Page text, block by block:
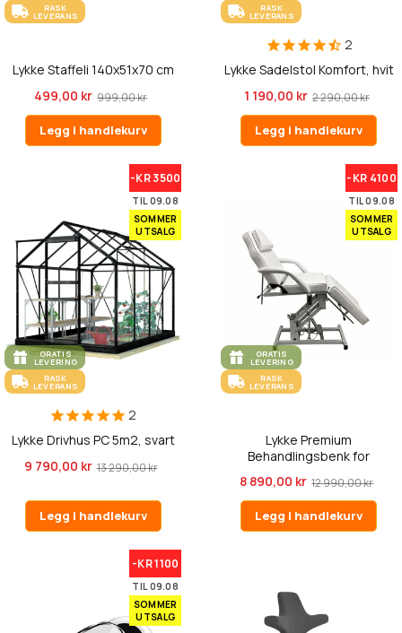
RASK
LEVERANS
Lykke Staffeli 140x51x70 cm
499,00 kr 999,00 kr
Legg i handlekurv
RASK
LEVERANS
2
Lykke Sadelstol Komfort, hvit
1 190,00 kr 2 290,00 kr
Legg i handlekurv
-KR 3500
TIL 09.08
SOMMER
UTSALG
GRATIS
LEVERING
RASK
LEVERANS
2
Lykke Drivhus PC 5m2, svart
9 790,00 kr 13 290,00 kr
Legg i handlekurv
-KR 4100
TIL 09.08
SOMMER
UTSALG
GRATIS
LEVERING
RASK
LEVERANS
Lykke Premium
Behandlingsbenk for
8 890,00 kr 12 990,00 kr
Legg i handlekurv
-KR 1100
TIL 09.08
SOMMER
UTSALG